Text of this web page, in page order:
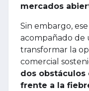
mercados
Sin embargo,
acompañado de
transformar la
comercial
dos obstáculos
frente a la